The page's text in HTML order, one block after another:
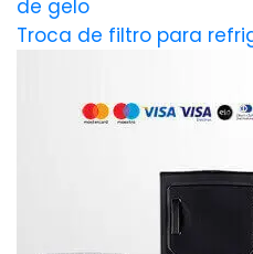
de gelo
Troca de filtro para